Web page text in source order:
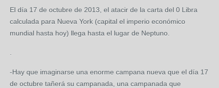
El día 17 de octubre de 2013, el atacir de la carta del 0 Libra
calculada para Nueva York (capital el imperio económico
mundial hasta hoy) llega hasta el lugar de Neptuno.
-Hay que imaginarse una enorme campana nueva que el día 17
de octubre tañerá su campanada, una campanada que